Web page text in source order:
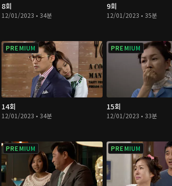
8회
12/01/2023 • 34분
9회
12/01/2023 • 35분
PREMIUM
14회
12/01/2023 • 34분
PREMIUM
15회
12/01/2023 • 33분
PREMIUM PREMIUM